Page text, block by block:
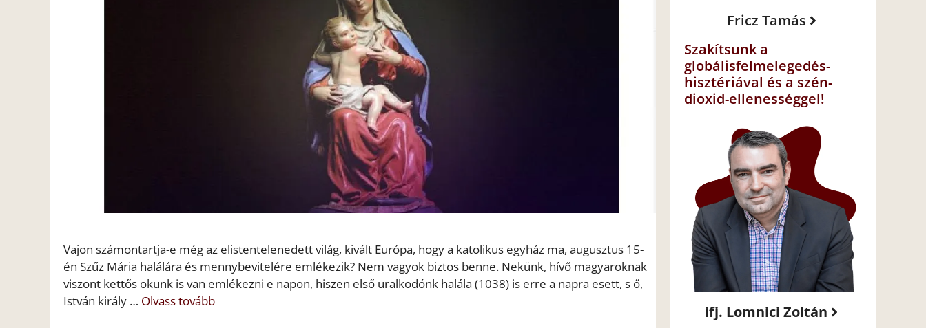
Vajon számontartja-e még az elistentelenedett világ, kivált Európa, hogy a katolikus egyház ma, augusztus 15-
én Szűz Mária halálára és mennybevitelére emlékezik? Nem vagyok biztos benne. Nekünk, hívő magyaroknak
viszont kettős okunk is van emlékezni e napon, hiszen első uralkodónk halála (1038) is erre a napra esett, s ő,
István király … Olvass tovább
Fricz Tamás
Szakítsunk a
globálisfelmelegedés-
hisztériával és a szén-
dioxid-ellenességgel!
ifj. Lomnici Zoltán